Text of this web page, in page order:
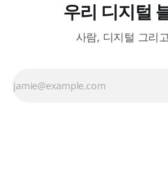
우리 디지털
사람, 디지털 그리